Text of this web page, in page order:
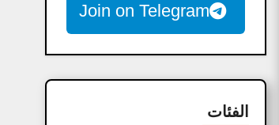
Join on Telegram
الفئات